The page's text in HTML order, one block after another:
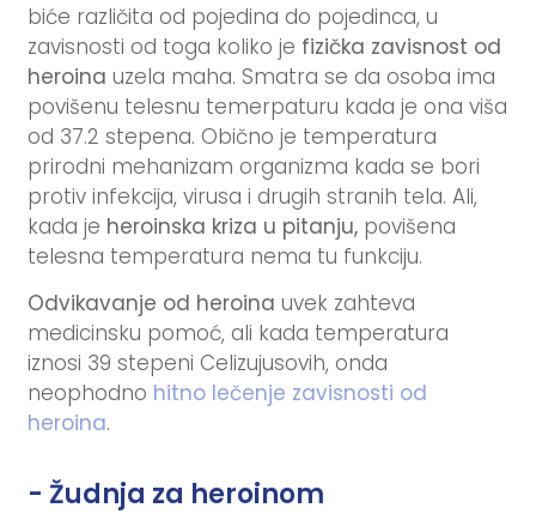
biće različita od pojedina do pojedinca, u
zavisnosti od toga koliko je fizička zavisnost od
heroina uzela maha. Smatra se da osoba ima
povišenu telesnu temerpaturu kada je ona viša
od 37.2 stepena. Obično je temperatura
prirodni mehanizam organizma kada se bori
protiv infekcija, virusa i drugih stranih tela. Ali,
kada je heroinska kriza u pitanju, povišena
telesna temperatura nema tu funkciju.
Odvikavanje od heroina uvek zahteva
medicinsku pomoć, ali kada temperatura
iznosi 39 stepeni Celizujusovih, onda
neophodno hitno lečenje zavisnosti od
heroina.
- Žudnja za heroinom